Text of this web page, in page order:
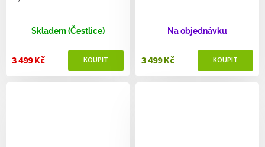
Skladem (Čestlice)
3 499 Kč
Na objednávku
3 499 Kč